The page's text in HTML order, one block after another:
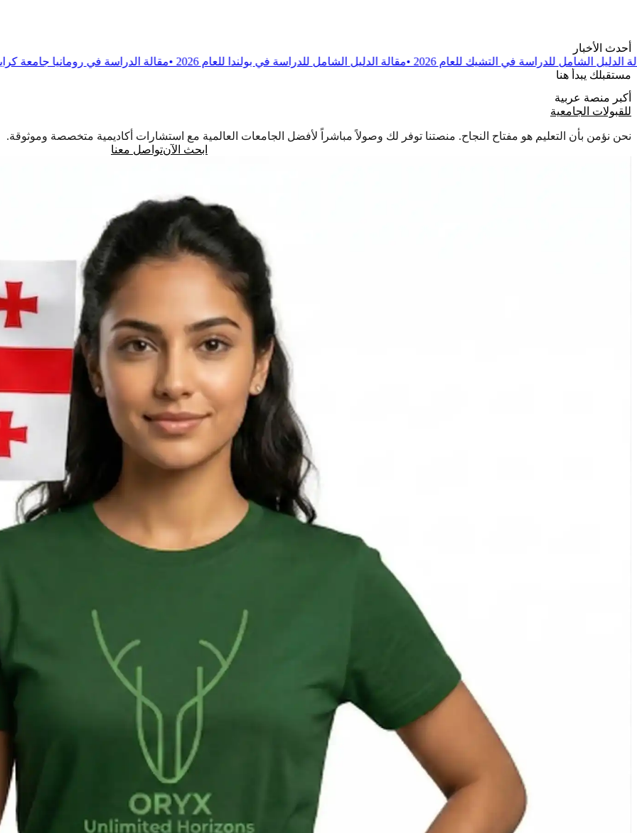
أحدث الأخبار
في التشيك للعام 2026
• مقالة الدليل الشامل للدراسة في بولندا للعام 2026 •مقالة الدراسة في رومانيا جامعة كرايوفا للطب والصيدلة
مستقبلك يبدأ هنا
أكبر منصة عربية
للقبولات الجامعية
نحن نؤمن بأن التعليم هو مفتاح النجاح. منصتنا توفر لك وصولاً مباشراً لأفضل الجامعات العالمية مع استشارات أكاديمية متخصصة وموثوقة.
ابحث الآنتواصل معنا